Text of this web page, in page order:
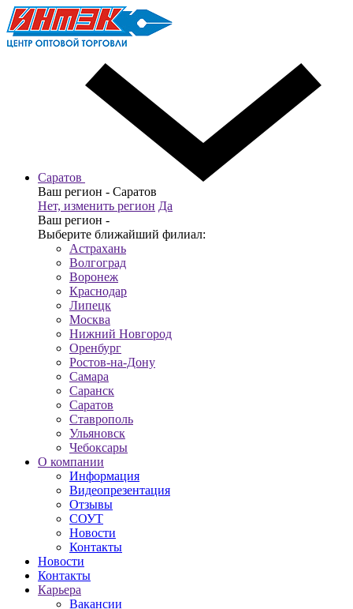
Саратов
Ваш регион - Саратов
Нет, изменить регион Да
Ваш регион -
Выберите ближайший филиал:
Астрахань
Волгоград
Воронеж
Краснодар
Липецк
Москва
Нижний Новгород
Оренбург
Ростов-на-Дону
Самара
Саранск
Саратов
Ставрополь
Ульяновск
Чебоксары
О компании
Информация
Видеопрезентация
Отзывы
СОУТ
Новости
Контакты
Новости
Контакты
Карьера
Вакансии